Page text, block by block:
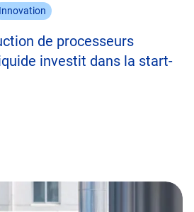
Innovation
de processeurs
investit dans la start-